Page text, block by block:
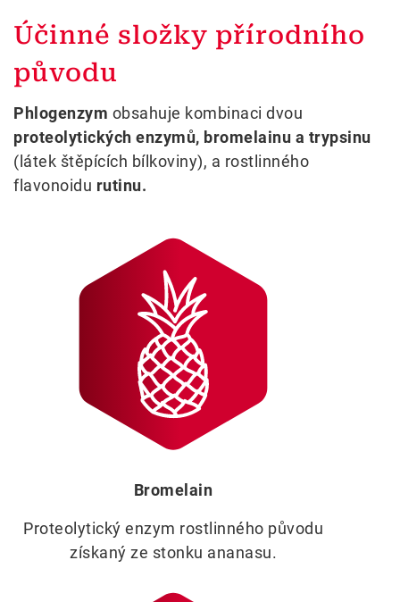
Účinné složky přírodního
původu
Phlogenzym obsahuje kombinaci dvou
proteolytických enzymů, bromelainu a trypsinu
(látek štěpících bílkoviny), a rostlinného
flavonoidu rutinu.
Bromelain
Proteolytický enzym rostlinného původu
získaný ze stonku ananasu.